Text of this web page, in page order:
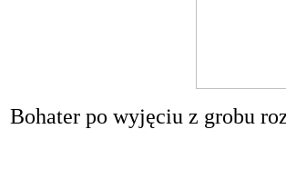
Bohater po wyjęciu z grobu